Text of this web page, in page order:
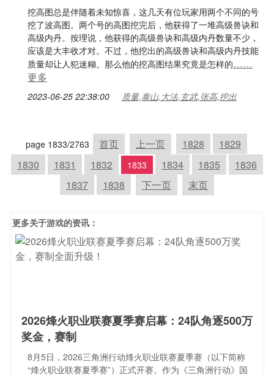
挖高图总是伴随着未知惊喜，这几天有位玩家用两个不同的号
挖了波高图。两个号的高图挖完后，他获得了一堆高级兽诀和
高级内丹。按理说，他获得的高级兽诀和高级内丹数量不少，
应该是大丰收才对。不过，他挖出的高级兽诀和高级内丹技能
质量却让人犯迷糊。那么他的挖高图结果究竟是怎样的……
更多
2023-06-25 22:38:00 质量,泰山,大法,玄武,张高,挖出
page 1833/2763 首页 上一页 1828
1829
1830
1831 1832 1833 1834 1835
1836
1837
1838 下一页 末页
更多关于游戏的资讯：
2026烽火职业联赛夏季赛启幕：24队角逐500万
奖金，赛制
8月5日，2026三角洲行动烽火职业联赛夏季赛（以下简称
“烽火职业联赛夏季赛”）正式开赛。作为《三角洲行动》国